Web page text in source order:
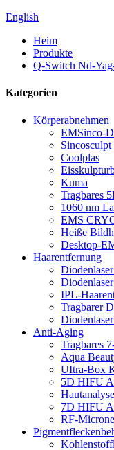
English
Heim
Produkte
Q-Switch Nd-
Kategorien
Körperabnehmen
EMSinco-
Coolplas
Kuma
Tragbares
1060 nm
EMS
Heiße
Desktop-
Haarentfernung
IPL-
Tragbarer
Anti-Aging
Tragbares
Aqua
UItra-Box
5D HIFU
Hautanalyse
7D HIFU
RF-